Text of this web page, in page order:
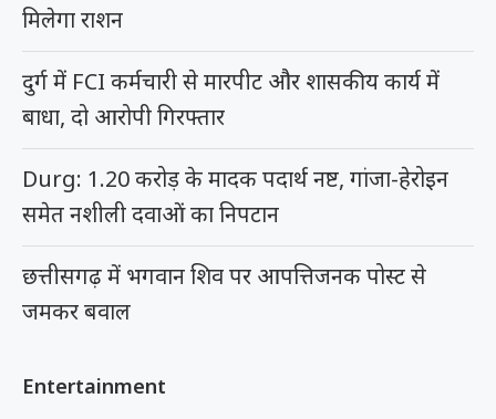
मिलेगा राशन
दुर्ग में FCI कर्मचारी से मारपीट और शासकीय कार्य में
बाधा, दो आरोपी गिरफ्तार
Durg: 1.20 करोड़ के मादक पदार्थ नष्ट, गांजा-हेरोइन
समेत नशीली दवाओं का निपटान
छत्तीसगढ़ में भगवान शिव पर आपत्तिजनक पोस्ट से
जमकर बवाल
Entertainment